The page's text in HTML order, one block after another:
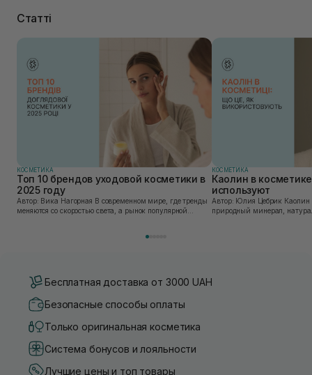
Статті
КОСМЕТИКА
Топ 10 брендов уходовой косметики в
2025 году
Автор: Вика Нагорная В современном мире, где тренды
меняются со скоростью света, а рынок популярной
КОСМЕТИКА
Каолин в
используют
Автор: Юлия Цебрик Каолин в косметологии – это
природный минерал,
Бесплатная доставка от 3000 UAH
Безопасные способы оплаты
Только оригинальная косметика
Система бонусов и лояльности
Лучшие цены и топ товары